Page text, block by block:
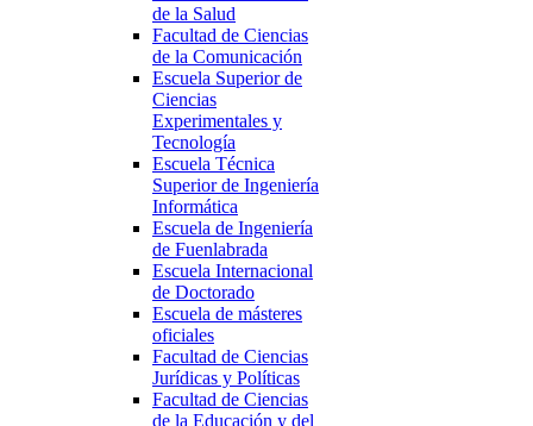
de la Salud
Facultad de Ciencias
de la Comunicación
Escuela Superior de
Ciencias
Experimentales y
Tecnología
Escuela Técnica
Superior de Ingeniería
Informática
Escuela de Ingeniería
de Fuenlabrada
Escuela Internacional
de Doctorado
Escuela de másteres
oficiales
Facultad de Ciencias
Jurídicas y Políticas
Facultad de Ciencias
de la Educación y del